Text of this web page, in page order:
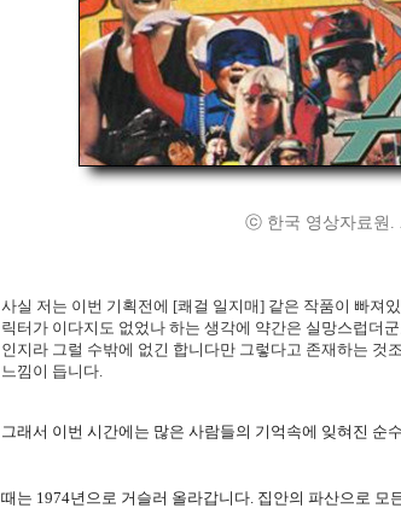
ⓒ 한국 영상자료원.
사실 저는 이번 기획전에 [쾌걸 일지매] 같은 작품이 빠져
릭터가 이다지도 없었나 하는 생각에 약간은 실망스럽더
인지라 그럴 수밖에 없긴 합니다만 그렇다고 존재하는 것
느낌이 듭니다.
그래서 이번 시간에는 많은 사람들의 기억속에 잊혀진 순
때는 1974년으로 거슬러 올라갑니다. 집안의 파산으로 모